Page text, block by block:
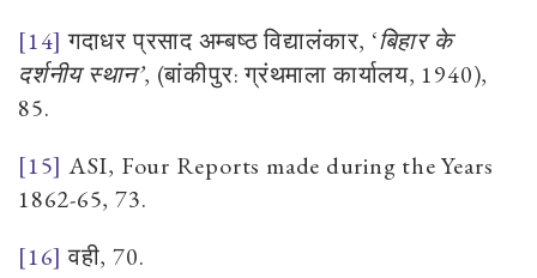
[14] गदाधर प्रसाद अम्बष्ठ विद्यालंकार, ‘बिहार के
दर्शनीय स्थान’, (बांकीपुर:ग्रंथमाला कार्यालय, 1940),
85.
[15] ASI, Four Reports made during the Years
1862-65,73.
[16] वही,70.